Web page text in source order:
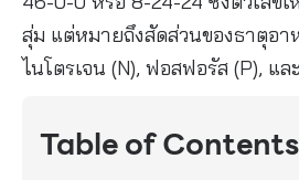
สุ่ม แต่หมายถึงสัดส่วนของธาตุอ
ไนโตรเจน (N), ฟอสฟอรัส (P), แล
Table of Contents